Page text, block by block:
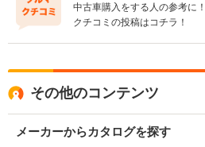
中古車購入をする人の参考に！
クチコミの投稿はコチラ！
その他のコンテンツ
メーカーからカタログを探す